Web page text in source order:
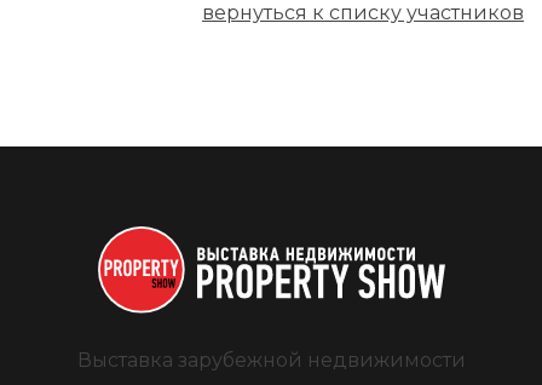
вернуться к списку участников
Выставка зарубежной недвижимости